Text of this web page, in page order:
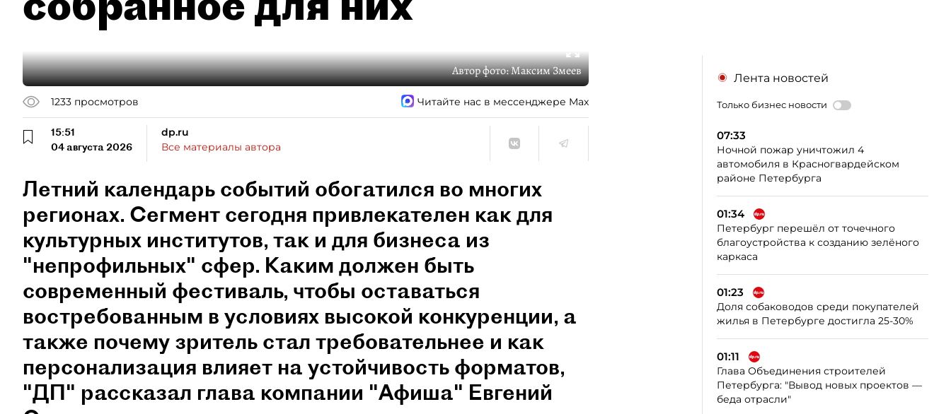
Автор фото:Максим Змеев
1233 просмотров Читайте нас в мессенджере Max
15:51
04 августа 2026
dp.ru
Все материалы автора
Летний календарь событий обогатился во многих
регионах. Сегмент сегодня привлекателен как для
культурных институтов, так и для бизнеса из
"непрофильных" сфер. Каким должен быть
современный фестиваль, чтобы оставаться
востребованным в условиях высокой конкуренции, а
также почему зритель стал требовательнее и как
персонализация влияет на устойчивость форматов,
"ДП" рассказал глава компании "Афиша" Евгений
Лента новостей
Только бизнес новости
07:33
Ночной пожар уничтожил 4
автомобиля в Красногвардейском
районе Петербурга
01:34
Петербург перешёл от точечного
благоустройства к созданию зелёного
каркаса
01:23
Доля собаководов среди покупателей
жилья в Петербурге достигла 25-30%
01:11
Глава Объединения строителей
Петербурга: "Вывод новых проектов —
беда отрасли"